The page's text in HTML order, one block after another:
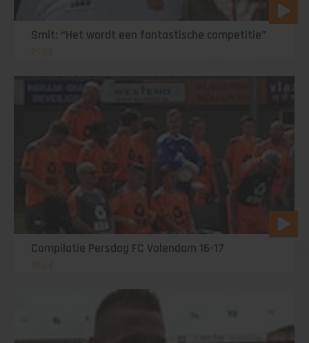
Smit: “Het wordt een fantastische competitie”
21 jul
Compilatie Persdag FC Volendam 16-17
13 jul